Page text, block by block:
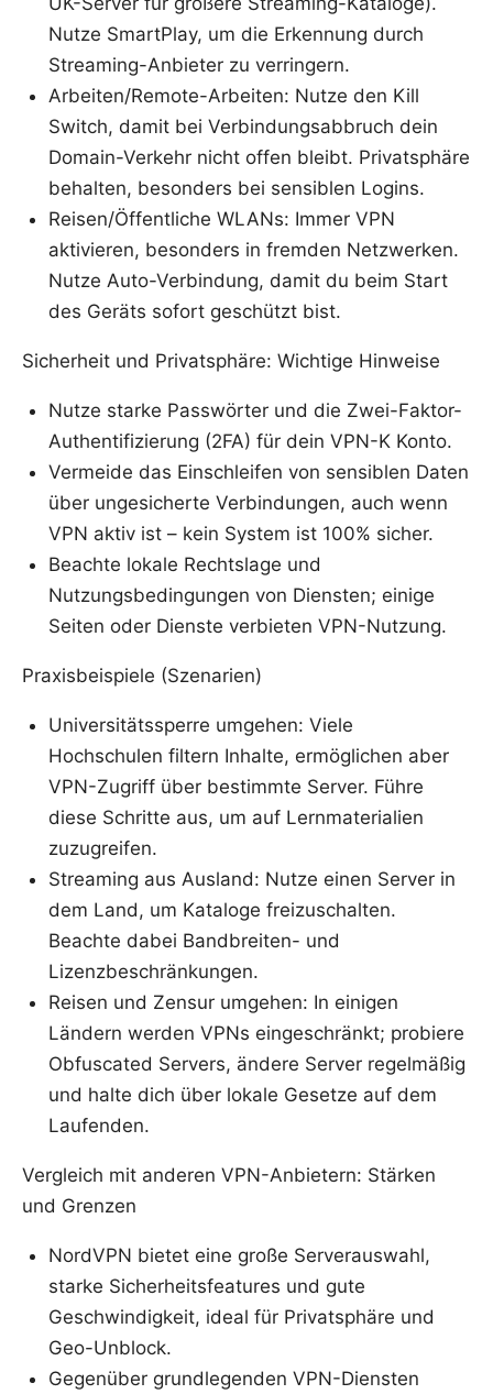
Nutze SmartPlay, um die Erkennung durch
Streaming-Anbieter zu verringern.
Arbeiten/Remote-Arbeiten: Nutze den Kill
Switch, damit bei Verbindungsabbruch dein
Domain-Verkehr nicht offen bleibt. Privatsphäre
behalten, besonders bei sensiblen Logins.
Reisen/Öffentliche WLANs: Immer VPN
aktivieren, besonders in fremden Netzwerken.
Nutze Auto-Verbindung, damit du beim Start
des Geräts sofort geschützt bist.
Sicherheit und Privatsphäre: Wichtige Hinweise
Nutze starke Passwörter und die Zwei-Faktor-
Authentifizierung (2FA) für dein VPN-K Konto.
Vermeide das Einschleifen von sensiblen Daten
über ungesicherte Verbindungen, auch wenn
VPN aktiv ist – kein System ist 100% sicher.
Beachte lokale Rechtslage und
Nutzungsbedingungen von Diensten; einige
Seiten oder Dienste verbieten VPN-Nutzung.
Praxisbeispiele (Szenarien)
Universitätssperre umgehen: Viele
Hochschulen filtern Inhalte, ermöglichen aber
VPN-Zugriff über bestimmte Server. Führe
diese Schritte aus, um auf Lernmaterialien
zuzugreifen.
Streaming aus Ausland: Nutze einen Server in
dem Land, um Kataloge freizuschalten.
Beachte dabei Bandbreiten- und
Lizenzbeschränkungen.
Reisen und Zensur umgehen: In einigen
Ländern werden VPNs eingeschränkt; probiere
Obfuscated Servers, ändere Server regelmäßig
und halte dich über lokale Gesetze auf dem
Laufenden.
Vergleich mit anderen VPN-Anbietern: Stärken
und Grenzen
NordVPN bietet eine große Serverauswahl,
starke Sicherheitsfeatures und gute
Geschwindigkeit, ideal für Privatsphäre und
Geo-Unblock.
Gegenüber grundlegenden VPN-Diensten